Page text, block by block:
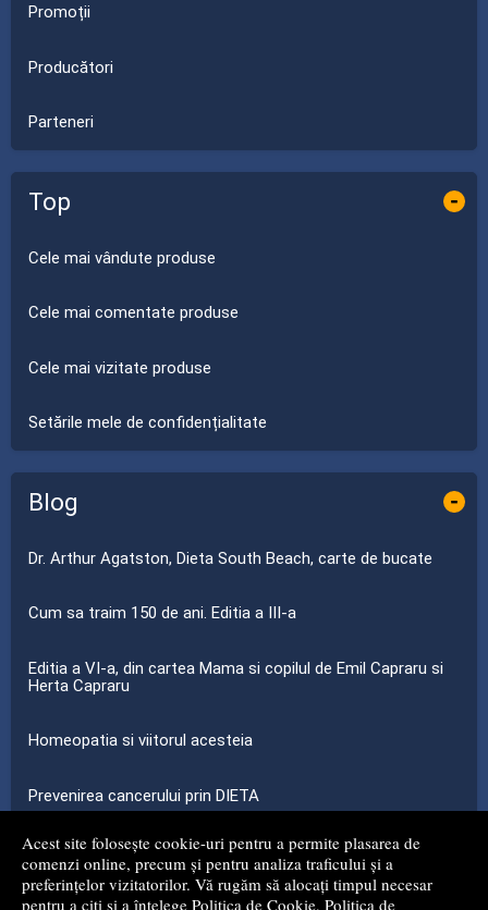
Acest site folosește cookie-uri pentru a permite plasarea de
comenzi online, precum și pentru analiza traficului și a
preferințelor vizitatorilor. Vă rugăm să alocați timpul necesar
pentru a citi și a înțelege Politica de Cookie, Politica de
Promoții
Producători
Parteneri
Top -
Cele mai vândute produse
Cele mai comentate produse
Cele mai vizitate produse
Setările mele de confidențialitate
Blog -
Dr. Arthur Agatston, Dieta South Beach, carte de bucate
Cum sa traim 150 de ani. Editia a III-a
Editia a VI-a, din cartea Mama si copilul de Emil Capraru si
Herta Capraru
Homeopatia si viitorul acesteia
Prevenirea cancerului prin DIETA
...toate știrile